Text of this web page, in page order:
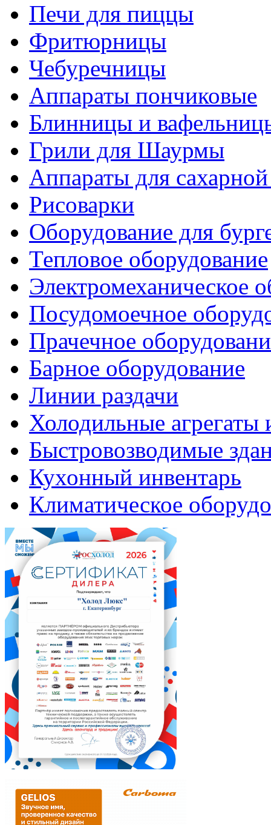
Печи для пиццы
Фритюрницы
Чебуречницы
Аппараты пончиковые
Блинницы и
Грили для Шаурмы
Аппараты для
Рисоварки
Оборудование для
Тепловое оборудование
Электромеханическое
Посудомоечное
Прачечное
Барное оборудование
Линии раздачи
Холодильные агрегаты
Быстровозводимые
Кухонный инвентарь
Климатическое